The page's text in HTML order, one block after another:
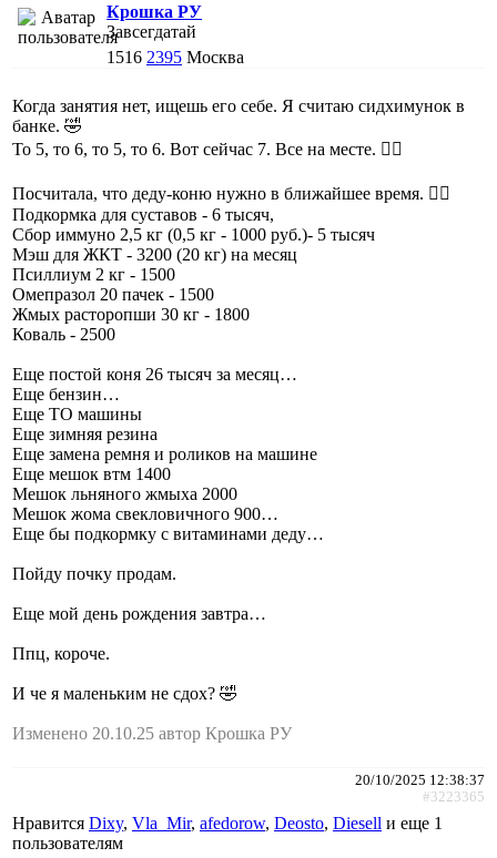
Крошка РУ
Завсегдатай
1516 2395 Москва
Когда занятия нет, ищешь его себе. Я считаю сидхимунок в
банке. 🤣
То 5, то 6, то 5, то 6. Вот сейчас 7. Все на месте. 👌🏻
Посчитала, что деду-коню нужно в ближайшее время. 🤦‍♀️
Подкормка для суставов - 6 тысяч,
Сбор иммуно 2,5 кг (0,5 кг - 1000 руб.)- 5 тысяч
Мэш для ЖКТ - 3200 (20 кг) на месяц
Псиллиум 2 кг - 1500
Омепразол 20 пачек - 1500
Жмых расторопши 30 кг - 1800
Коваль - 2500
Еще постой коня 26 тысяч за месяц…
Еще бензин…
Еще ТО машины
Еще зимняя резина
Еще замена ремня и роликов на машине
Еще мешок втм 1400
Мешок льняного жмыха 2000
Мешок жома свекловичного 900…
Еще бы подкормку с витаминами деду…
Пойду почку продам.
Еще мой день рождения завтра…
Ппц, короче.
И че я маленьким не сдох? 🤣
Изменено 20.10.25 автор Крошка РУ
20/10/2025 12:38:37
#3223365
Нравится Dixy, Vla_Mir, afedorow, Deosto, Diesell и еще 1
пользователям